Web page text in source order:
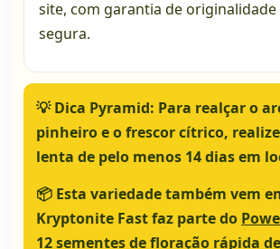
site, com garantia de originalidade
segura.
💡Dica Pyramid: Para realçar o
pinheiro e o frescor cítrico,
lenta de pelo menos 14 dias em
📦 Esta variedade também vem
Kryptonite Fast faz parte do
12 sementes de floração rápida